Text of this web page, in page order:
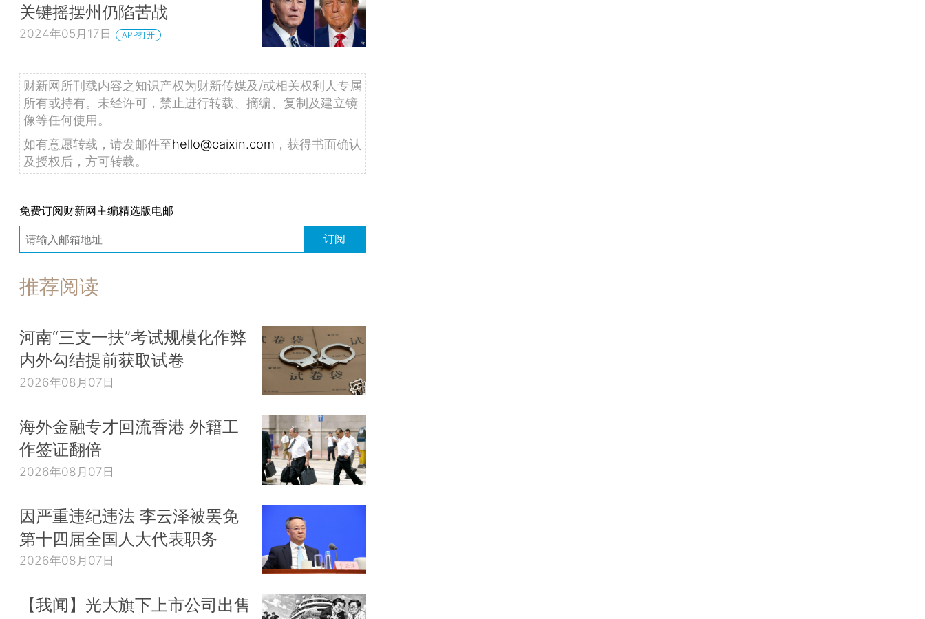
关键摇摆州仍陷苦战
2024年05月17日 APP打开
财新网所刊载内容之知识产权为财新传媒及/或相关权利人专属
所有或持有。未经许可，禁止进行转载、摘编、复制及建立镜
像等任何使用。
如有意愿转载，请发邮件至hello@caixin.com ，获得书面确认
及授权后，方可转载。
免费订阅财新网主编精选版电邮
订阅
推荐阅读
河南“三支一扶”考试规模化作弊
内外勾结提前获取试卷
2026年08月07日
海外金融专才回流香港 外籍工
作签证翻倍
2026年08月07日
因严重违纪违法 李云泽被罢免
第十四届全国人大代表职务
2026年08月07日
【我闻】光大旗下上市公司出售